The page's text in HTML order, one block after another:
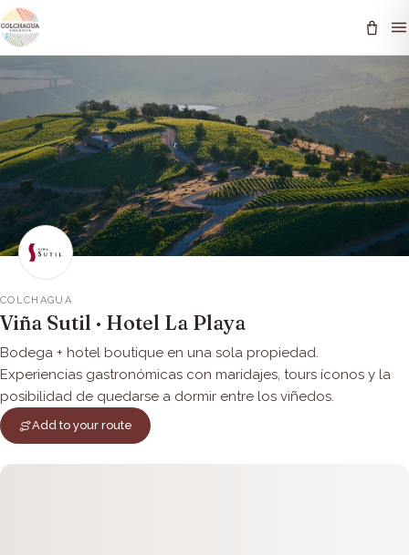
COLCHAGUA
Viña Sutil · Hotel La Playa
Bodega + hotel boutique en una sola propiedad.
Experiencias gastronómicas con maridajes, tours íconos y la
posibilidad de quedarse a dormir entre los viñedos.
Add to your route